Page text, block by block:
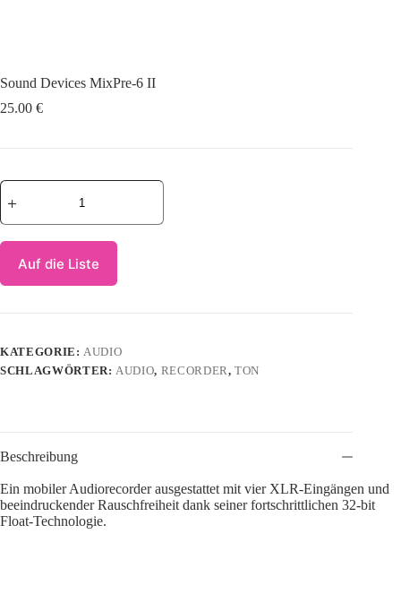
Sound Devices MixPre-6 II
25.00 €
Sound
Devices
MixPre-
II
MengeAuf die Liste
KATEGORIE:AUDIO
SCHLAGWÖRTER:AUDIO, RECORDER,TON
Beschreibung
Ein mobiler Audiorecorder ausgestattet mit vier XLR-Eingängen und
beeindruckender Rauschfreiheit dank seiner fortschrittlichen 32-bit
Float-Technologie.